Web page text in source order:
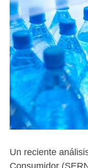
Un reciente
Consumidor